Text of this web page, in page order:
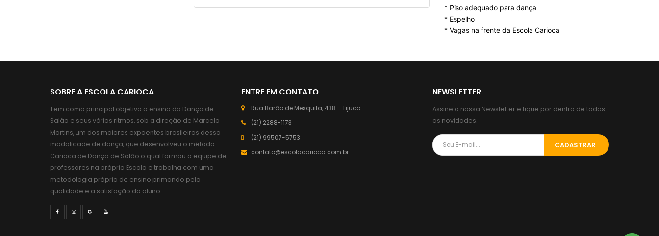
* Piso adequado para dança
* Espelho
* Vagas na frente da Escola Carioca
SOBRE A ESCOLA CARIOCA
Tem como principal objetivo o ensino da Dança de
Salão e seus vários ritmos, sob a direção de Marcelo
Martins, um dos maiores expoentes brasileiros dessa
modalidade de dança, que desenvolveu o método
Carioca de Dança de Salão o qual formou a equipe de
professores na própria Escola e trabalha com uma
metodologia própria de ensino primando pela
qualidade e a satisfação do aluno.
ENTRE EM CONTATO
Rua Barão de Mesquita, 438 - Tijuca
(21) 2288-1173
(21) 99507-5753
contato@escolacarioca.com.br
NEWSLETTER
Assine a nossa Newsletter e fique por dentro de todas
as novidades.
CADASTRAR